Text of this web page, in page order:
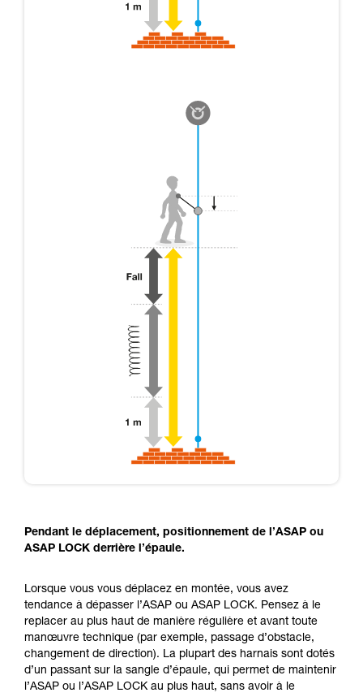
Pendant le déplacement, positionnement de l’ASAP ou
ASAP LOCK derrière l’épaule.
Lorsque vous vous déplacez en montée, vous avez
tendance à dépasser l’ASAP ou ASAP LOCK. Pensez à le
replacer au plus haut de manière régulière et avant toute
manœuvre technique (par exemple, passage d’obstacle,
changement de direction). La plupart des harnais sont dotés
d’un passant sur la sangle d’épaule, qui permet de maintenir
l’ASAP ou l’ASAP LOCK au plus haut, sans avoir à le